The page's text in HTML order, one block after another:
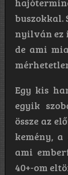
buszokkal.
nyilván ez
de ami
Egy kis
egyik
össze az
kemény,
ami
40+-om